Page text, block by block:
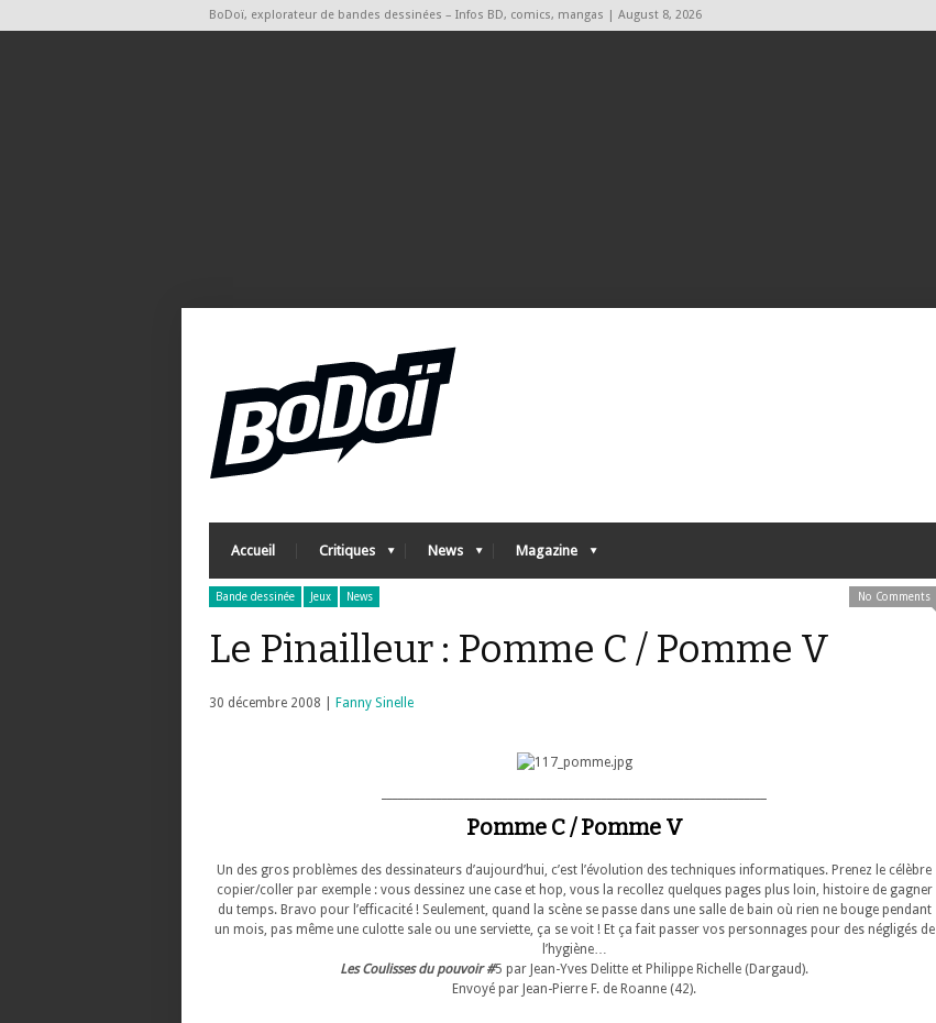
BoDoï, explorateur de bandes dessinées – Infos BD, comics, mangas | August 8, 2026
Accueil Critiques News Magazine
Bande dessinée Jeux News No Comments
Le Pinailleur : Pomme C / Pomme V
30 décembre 2008 | Fanny Sinelle
Pomme C / Pomme V
Un des gros problèmes des dessinateurs d’aujourd’hui, c’est l’évolution des techniques informatiques. Prenez le célèbre
copier/coller par exemple : vous dessinez une case et hop, vous la recollez quelques pages plus loin, histoire de gagner
du temps. Bravo pour l’efficacité ! Seulement, quand la scène se passe dans une salle de bain où rien ne bouge pendant
un mois, pas même une culotte sale ou une serviette, ça se voit ! Et ça fait passer vos personnages pour des négligés de
l’hygiène…
Les Coulisses du pouvoir #5 par Jean-Yves Delitte et Philippe Richelle (Dargaud).
Envoyé par Jean-Pierre F. de Roanne (42).